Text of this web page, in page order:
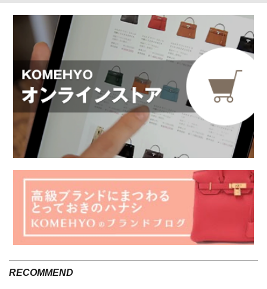
柄パンプスで辛口コーデ
フラットサンダルで爽やかに
スタッズ付きサンダルでアクセントを
個性的なスニーカーで新鮮に
ラフコーデを格上げ
スティーブマデンで一味違う夏コーデを
スティーブマデンはどんなブランド？
stevemadden
おしゃれに敏感な人なら、スティーブマデンというブランド名
を聞いたことがあるかもしれません。アメリカだけではなく、
世界中のセレブやインスタグラマーの間で流行しているスティ
ーブマデンとは、どのようなブランドなのでしょうか。
RECOMMEND